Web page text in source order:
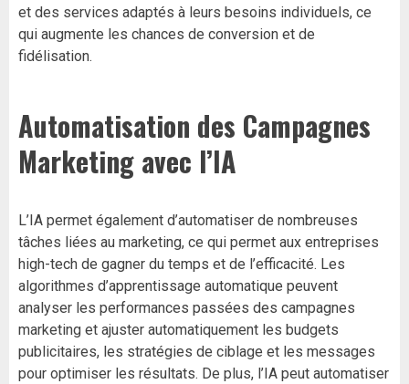
et des services adaptés à leurs besoins individuels, ce
qui augmente les chances de conversion et de
fidélisation.
Automatisation des Campagnes
Marketing avec l’IA
L’IA permet également d’automatiser de nombreuses
tâches liées au marketing, ce qui permet aux entreprises
high-tech de gagner du temps et de l’efficacité. Les
algorithmes d’apprentissage automatique peuvent
analyser les performances passées des campagnes
marketing et ajuster automatiquement les budgets
publicitaires, les stratégies de ciblage et les messages
pour optimiser les résultats. De plus, l’IA peut automatiser